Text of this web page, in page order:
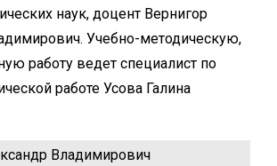
наук, доцент Вернигор
Учебно-методическую,
работу ведет специалист по
работе Усова Галина
Владимирович